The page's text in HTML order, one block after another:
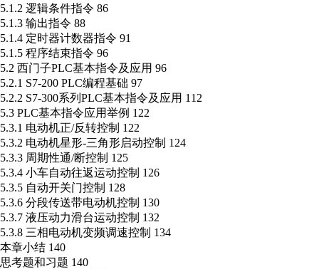
5.1.2 逻辑条件指令 86
5.1.3 输出指令 88
5.1.4 定时器计数器指令 91
5.1.5 程序结束指令 96
5.2 西门子PLC基本指令及应用 96
5.2.1 S7-200 PLC编程基础 97
5.2.2 S7-300系列PLC基本指令及应用 112
5.3 PLC基本指令应用举例 122
5.3.1 电动机正/反转控制 122
5.3.2 电动机星形-三角形启动控制 124
5.3.3 周期性通/断控制 125
5.3.4 小车自动往返运动控制 126
5.3.5 自动开关门控制 128
5.3.6 分段传送带电动机控制 130
5.3.7 液压动力滑台运动控制 132
5.3.8 三相电动机变频调速控制 134
本章小结 140
思考题和习题 140